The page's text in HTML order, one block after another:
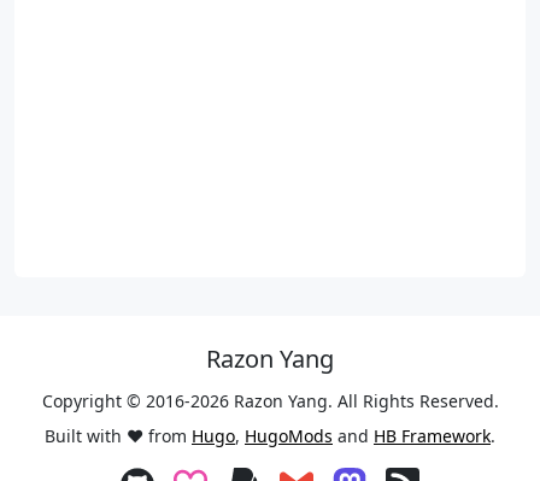
Razon Yang
Copyright © 2016-2026 Razon Yang. All Rights Reserved.
Built with ❤️ from Hugo, HugoMods and HB Framework.